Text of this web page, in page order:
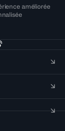
améliorée